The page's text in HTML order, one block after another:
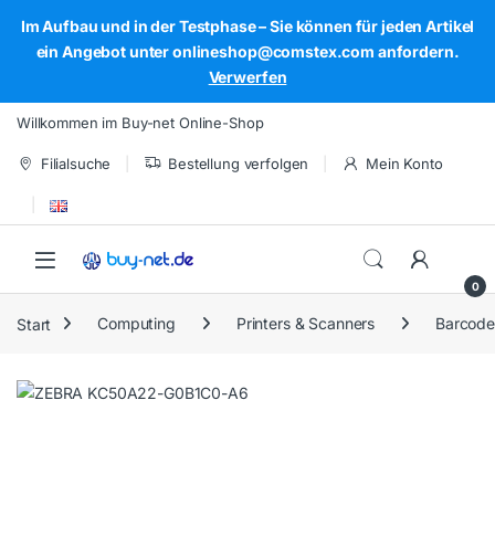
Im Aufbau und in der Testphase – Sie können für jeden Artikel
ein Angebot unter onlineshop@comstex.com anfordern.
Verwerfen
Skip to navigation
Skip to content
Willkommen im Buy-net Online-Shop
Filialsuche Bestellung verfolgen Mein Konto
Open
0
Start Computing Printers & Scanners